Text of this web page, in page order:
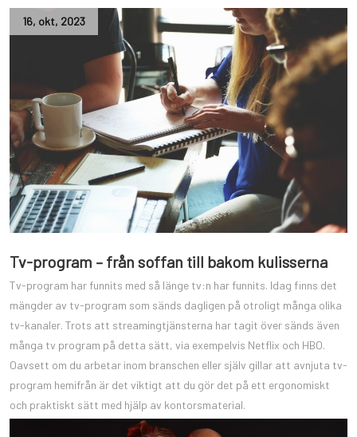
16, okt, 2023
Tv-program – från soffan till bakom kulisserna
Tv-program har funnits med så länge tv:n har funnits. Idag finns det
mängder av tv-program som sänds dagligen på otroligt många olika
tv-kanaler. Trots att streamingtjänsterna har tagit över sänds även
många tv program på detta sätt, via exempelvis Netflix och HBO.
Oavsett om du arbetar inom branschen eller själv gillar att avnjuta tv-
program hemifrån är det viktigt att du gör det på ett ergonomiskt
och praktiskt sätt med hjälp av kontorsmaterial.